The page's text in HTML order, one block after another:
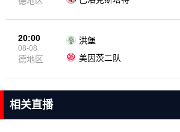
20:00
08-08
德地区
洪堡
美因茨二队
相关直播